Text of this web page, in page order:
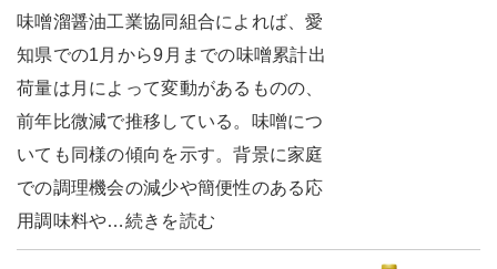
味噌溜醤油工業協同組合によれば、愛
知県での1月から9月までの味噌累計出
荷量は月によって変動があるものの、
前年比微減で推移している。味噌につ
いても同様の傾向を示す。背景に家庭
での調理機会の減少や簡便性のある応
用調味料や…続きを読む